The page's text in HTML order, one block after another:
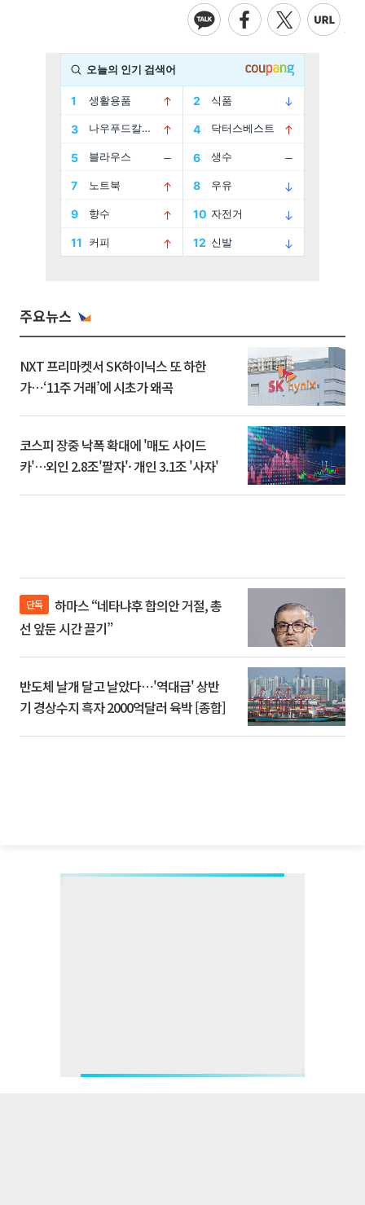
주요뉴스
NXT 프리마켓서 SK하이닉스 또 하한
가⋯‘11주 거래’에 시초가 왜곡
코스피 장중 낙폭 확대에 '매도 사이드
카'…외인 2.8조'팔자'· 개인 3.1조 '사자'
단독
선 앞둔 시간 끌기”
반도체 날개 달고 날았다⋯'역대급' 상반
기 경상수지 흑자 2000억달러 육박 [종합]